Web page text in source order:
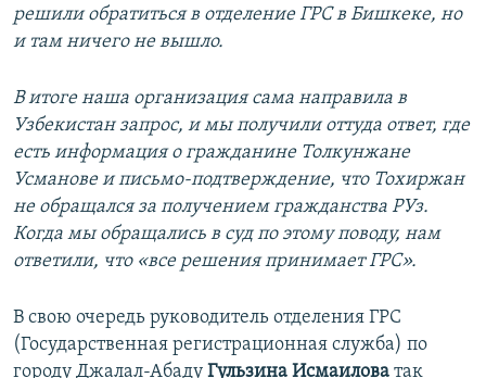
решили обратиться в отделение ГРС в Бишкеке, но
и там ничего не вышло.
В итоге наша организация сама направила в
Узбекистан запрос, и мы получили оттуда ответ, где
есть информация о гражданине Толкунжане
Усманове и письмо-подтверждение, что Тохиржан
не обращался за получением гражданства РУз.
Когда мы обращались в суд по этому поводу, нам
ответили, что «все решения принимает ГРС».
В свою очередь руководитель отделения ГРС
(Государственная регистрационная служба) по
городу Джалал-Абаду Гульзина Исмаилова так